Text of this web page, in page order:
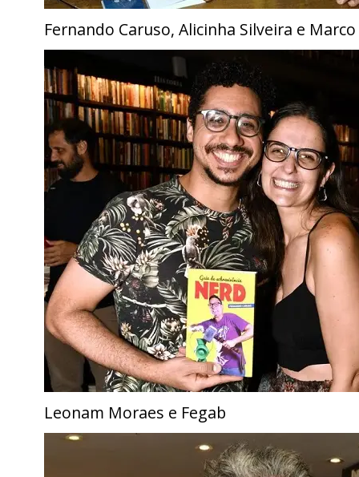
Fernando Caruso, Alicinha Silveira e
Leonam Moraes e Fegab